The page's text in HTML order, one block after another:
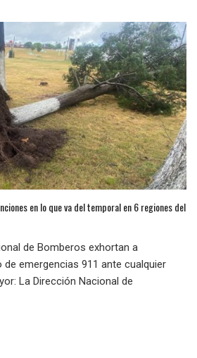
en lo que va del temporal en 6 regiones del
de Bomberos exhortan a
emergencias 911 ante cualquier
La Dirección Nacional de